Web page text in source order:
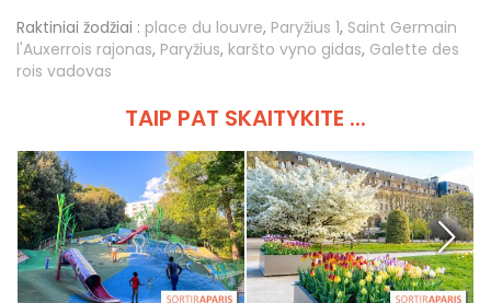
Raktiniai žodžiai : place du louvre, Paryžius 1, Saint Germain
l'Auxerrois rajonas, Paryžius, karšto vyno gidas, Galette des
rois vadovas
TAIP PAT SKAITYKITE ...